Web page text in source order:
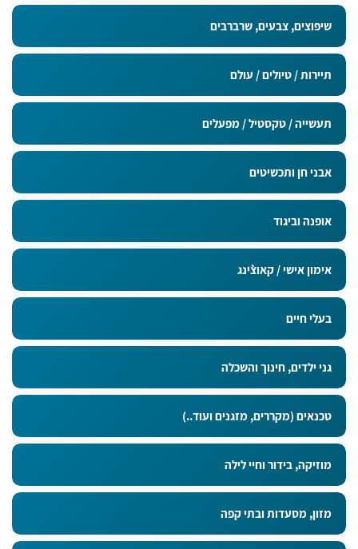
מדבקות בגודל 9x5 ס"מ
שיפוצים, צבעים, שרברבים
תיירות / טיולים / עולם
תעשייה / טקסטיל / מפעלים
אבני חן ותכשיטים
אופנה וביגוד
אימון אישי / קאוצ`ינג
בעלי חיים
גני ילדים, חינוך והשכלה
טכנאים (מקררים, מזגנים ועוד..)
מוזיקה, בידור וחיי לילה
מזון, מסעדות ובתי קפה